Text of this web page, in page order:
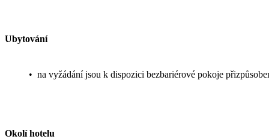
Ubytování
• na vyžádání jsou k dispozici bezbariérové pokoje
Okolí hotelu